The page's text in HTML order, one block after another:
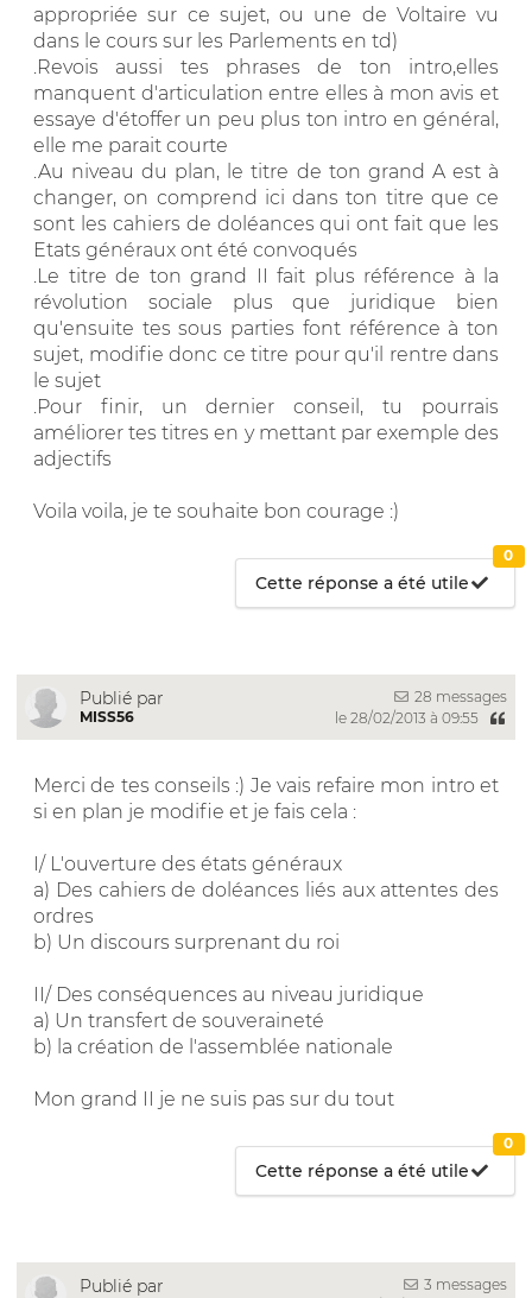
appropriée sur ce sujet, ou une de Voltaire vu
dans le cours sur les Parlements en td)
.Revois aussi tes phrases de ton intro,elles
manquent d'articulation entre elles à mon avis et
essaye d'étoffer un peu plus ton intro en général,
elle me parait courte
.Au niveau du plan, le titre de ton grand A est à
changer, on comprend ici dans ton titre que ce
sont les cahiers de doléances qui ont fait que les
Etats généraux ont été convoqués
.Le titre de ton grand II fait plus référence à la
révolution sociale plus que juridique bien
qu'ensuite tes sous parties font référence à ton
sujet, modifie donc ce titre pour qu'il rentre dans
le sujet
.Pour finir, un dernier conseil, tu pourrais
améliorer tes titres en y mettant par exemple des
adjectifs
Voila voila, je te souhaite bon courage :)
Cette réponse a été utile
0
Publié par
MISS56
28 messages
le 28/02/2013 à 09:55
Merci de tes conseils :) Je vais refaire mon intro et
si en plan je modifie et je fais cela :
I/ L'ouverture des états généraux
a) Des cahiers de doléances liés aux attentes des
ordres
b) Un discours surprenant du roi
II/ Des conséquences au niveau juridique
a) Un transfert de souveraineté
b) la création de l'assemblée nationale
Mon grand II je ne suis pas sur du tout
Cette réponse a été utile
0
Publié par
3 messages